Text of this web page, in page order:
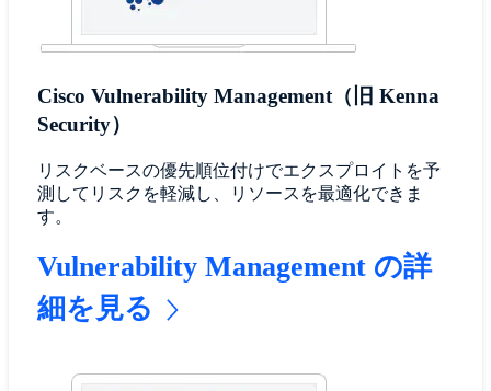
Cisco Vulnerability Management（旧 Kenna
Security）
リスクベースの優先順位付けでエクスプロイトを予
測してリスクを軽減し、リソースを最適化できま
す。
Vulnerability Management の詳
細を見る